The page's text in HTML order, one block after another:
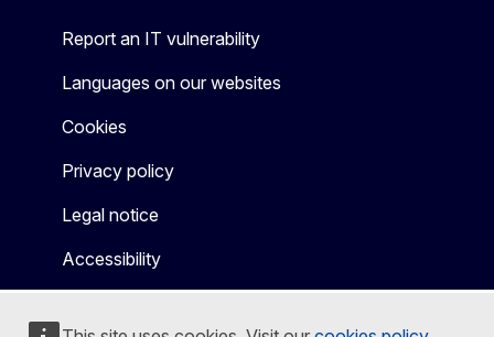
Report an IT vulnerability
Languages on our websites
Cookies
Privacy policy
Legal notice
Accessibility